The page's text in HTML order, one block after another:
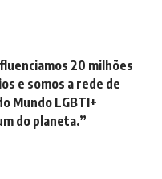
20 milhões
e somos a rede de
Mundo LGBTI+
do planeta.”